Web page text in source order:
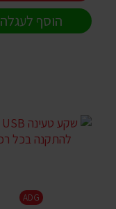
הוסף לעגלה
ADG